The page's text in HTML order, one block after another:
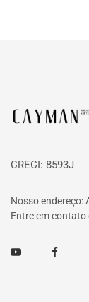
Página
CRECI: 8593J
Nosso endereço:
Entre em contato
Youtube